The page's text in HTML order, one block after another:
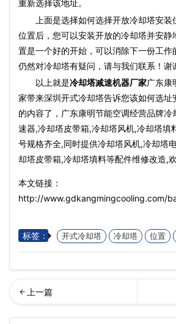
重新选择该地址。
上面是选择如何选择开放冷却塔安装
位置后，您可以安装开放的冷却塔并安静
置是一个好的开始，可以消除下一份工作
仍然对冷却塔有疑问，请与我们联系！谢
以上就是冷却塔减速机器厂家广东康
家带来深圳开式冷却塔告诉您该如何选址
的内容了，广东康明节能空调经营品牌
速器,冷却塔皮带箱,冷却塔风机,冷却塔填
号规格齐全,同时提供冷却塔风机,冷却塔
却塔皮带箱,冷却塔填料等配件维修改造,欢
本文链接：
http://www.gdkangmingcooling.com/
标签： 开式冷却塔 冷却塔 位置
却塔价格以及选型注意事项